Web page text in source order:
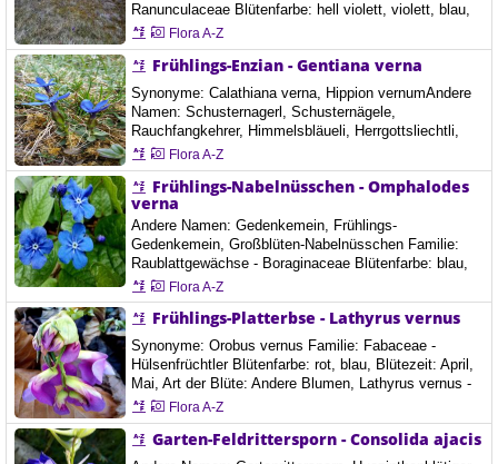
Ranunculaceae Blütenfarbe: hell violett, violett, blau,
Blütezeit: April, Mai, Art der Blüte: Anzahl der
Blütenblätter 6, Ort: Bayern, Deutschland, 4.4. 2021
Flora A-Z
Frühlings-Enzian - Gentiana verna
Synonyme: Calathiana verna, Hippion vernumAndere
Namen: Schusternagerl, Schusternägele,
Rauchfangkehrer, Himmelsbläueli, Herrgottsliechtli,
Tintabluoma, Himmelsstengel Familie: Gentianaceae -
Enziangewächse Blütenfarbe: blau, Blütezeit: März,
April, Mai, Juni, Juli, August, Ort: Grüner See, Tragoß,
Österreich
Flora A-Z
Frühlings-Nabelnüsschen - Omphalodes
verna
Andere Namen: Gedenkemein, Frühlings-
Gedenkemein, Großblüten-Nabelnüsschen Familie:
Raublattgewächse - Boraginaceae Blütenfarbe: blau,
Blütezeit: April, Mai, Art der Blüte: Anzahl der
Blütenblätter 5, Ort: Österreich Gössendorf,
Steiermark, 30.3.2025
Flora A-Z
Frühlings-Platterbse - Lathyrus vernus
Synonyme: Orobus vernus Familie: Fabaceae -
Hülsenfrüchtler Blütenfarbe: rot, blau, Blütezeit: April,
Mai, Art der Blüte: Andere Blumen, Lathyrus vernus -
frühlings-Platterbse Ort: Florianiberg, Graz, Österreich
Die Frühlings-Platterbse ist eine ausdauernde, krautige
Pflanze und erreicht Wuchshöhen von 20 bis 40, selten
bis 60 Zentimetern. Sie bildet ein kurzes, verzweigtes
Flora A-Z
Garten-Feldrittersporn - Consolida ajacis